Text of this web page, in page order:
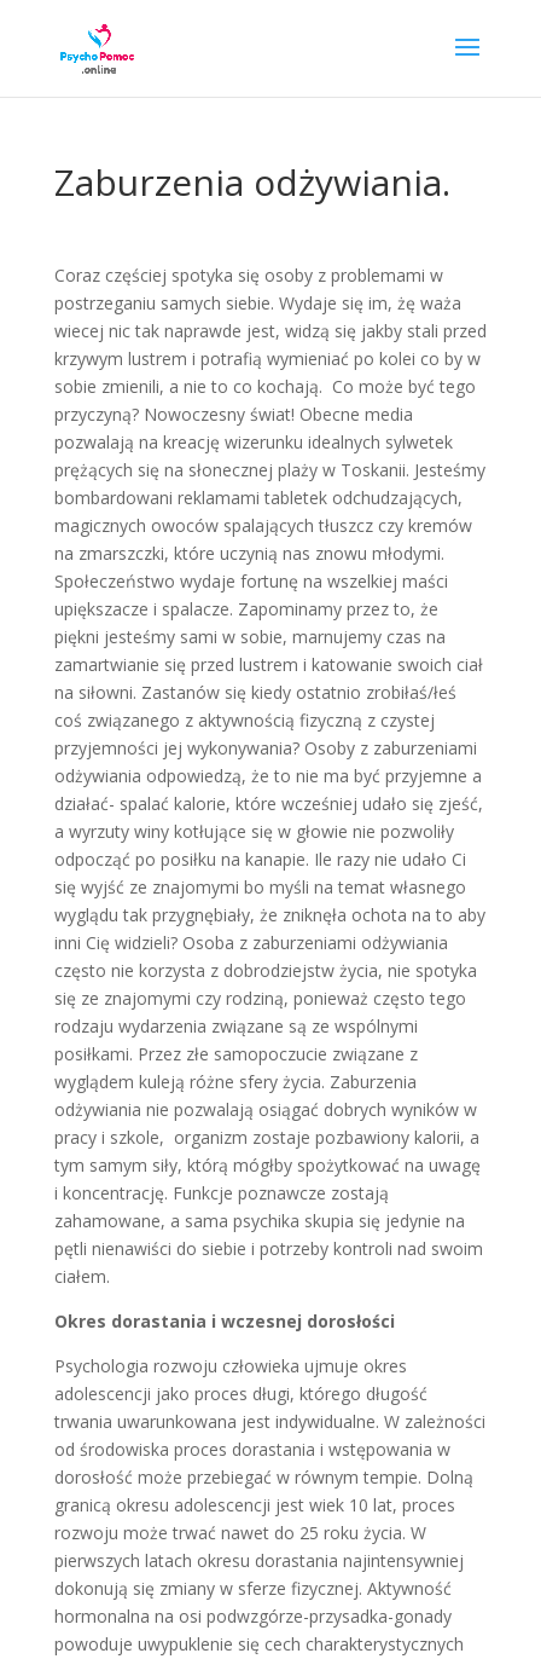
Zaburzenia odżywiania.
Coraz częściej spotyka się osoby z problemami w
postrzeganiu samych siebie. Wydaje się im, żę waża
wiecej nic tak naprawde jest, widzą się jakby stali przed
krzywym lustrem i potrafią wymieniać po kolei co by w
sobie zmienili, a nie to co kochają. Co może być tego
przyczyną? Nowoczesny świat! Obecne media
pozwalają na kreację wizerunku idealnych sylwetek
prężących się na słonecznej plaży w Toskanii. Jesteśmy
bombardowani reklamami tabletek odchudzających,
magicznych owoców spalających tłuszcz czy kremów
na zmarszczki, które uczynią nas znowu młodymi.
Społeczeństwo wydaje fortunę na wszelkiej maści
upiększacze i spalacze. Zapominamy przez to, że
piękni jesteśmy sami w sobie, marnujemy czas na
zamartwianie się przed lustrem i katowanie swoich ciał
na siłowni. Zastanów się kiedy ostatnio zrobiłaś/łeś
coś związanego z aktywnością fizyczną z czystej
przyjemności jej wykonywania? Osoby z zaburzeniami
odżywiania odpowiedzą, że to nie ma być przyjemne a
działać- spalać kalorie, które wcześniej udało się zjeść,
a wyrzuty winy kotłujące się w głowie nie pozwoliły
odpocząć po posiłku na kanapie. Ile razy nie udało Ci
się wyjść ze znajomymi bo myśli na temat własnego
wyglądu tak przygnębiały, że zniknęła ochota na to aby
inni Cię widzieli? Osoba z zaburzeniami odżywiania
często nie korzysta z dobrodziejstw życia, nie spotyka
się ze znajomymi czy rodziną, ponieważ często tego
rodzaju wydarzenia związane są ze wspólnymi
posiłkami. Przez złe samopoczucie związane z
wyglądem kuleją różne sfery życia. Zaburzenia
odżywiania nie pozwalają osiągać dobrych wyników w
pracy i szkole, organizm zostaje pozbawiony kalorii, a
tym samym siły, którą mógłby spożytkować na uwagę
i koncentrację. Funkcje poznawcze zostają
zahamowane, a sama psychika skupia się jedynie na
pętli nienawiści do siebie i potrzeby kontroli nad swoim
ciałem.
Okres dorastania i wczesnej dorosłości
Psychologia rozwoju człowieka ujmuje okres
adolescencji jako proces długi, którego długość
trwania uwarunkowana jest indywidualne. W zależności
od środowiska proces dorastania i wstępowania w
dorosłość może przebiegać w równym tempie. Dolną
granicą okresu adolescencji jest wiek 10 lat, proces
rozwoju może trwać nawet do 25 roku życia. W
pierwszych latach okresu dorastania najintensywniej
dokonują się zmiany w sferze fizycznej. Aktywność
hormonalna na osi podwzgórze-przysadka-gonady
powoduje uwypuklenie się cech charakterystycznych